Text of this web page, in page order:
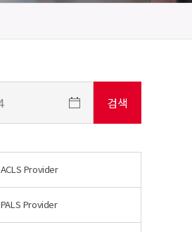
ACLS Provider
PALS Provider